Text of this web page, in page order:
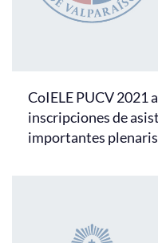
CoIELE PUCV 2021
inscripciones de
importantes